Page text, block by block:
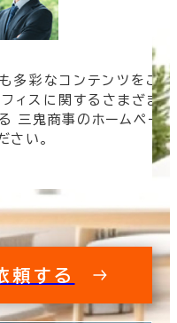
多彩なコンテンツをご
ィスに関するさまざま
三鬼商事のホームペー
さい。
頼する